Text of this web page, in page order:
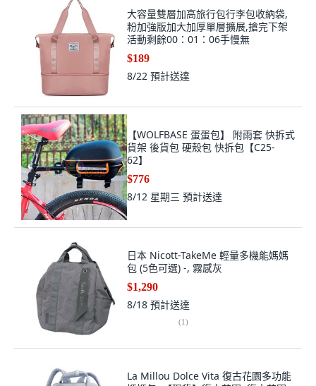
大容量雙層加高旅行包行李包收納袋,
粉加強版加大加厚單層擴展,搶完下架
活動剩餘00：01：06手慢無
$189
8/22 預計送達
【WOLFBASE 蛋蛋包】 附雨套 快拆式
貨架 後貨包 硬殼包 快拆包【C25-
62】
$776
8/12 星期三 預計送達
日本 Nicott-TakeMe 輕量多機能媽媽
包 (5色可選) -, 霧感灰
$1,290
8/18 預計送達
(1)
La Millou Dolce Vita 復古花園多功能